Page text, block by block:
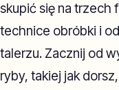
skupić się na trzech
technice obróbki i
talerzu. Zacznij od
ryby, takiej jak